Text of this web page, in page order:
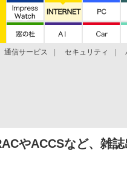
通信サービス セキュリティ
やACCSなど、雑